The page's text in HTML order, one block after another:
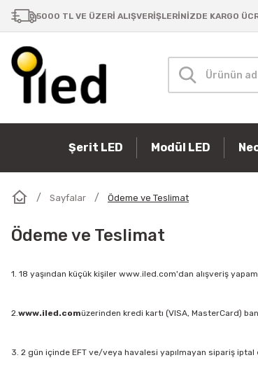
5000 TL VE ÜZERİ ALIŞVERİŞLERİNİZDE KARGO
Şerit LED Modül LED
Sayfalar Ödeme ve Teslimat
Ödeme ve Teslimat
1. 18 yaşından küçük kişiler www.iled.com'dan alışveriş
2.www.iled.comüzerinden kredi kartı (VISA, MasterCard)
3. 2 gün içinde EFT ve/veya havalesi yapılmayan sipariş iptal